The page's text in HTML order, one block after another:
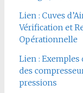
Lien : Cuves
Vérification et
Opérationnelle
Lien : Exemples
des
pressions